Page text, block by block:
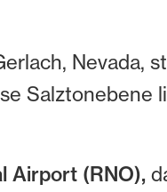
Nevada,
Salztonebene
Airport (RNO),